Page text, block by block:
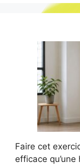
Faire cet
efficace